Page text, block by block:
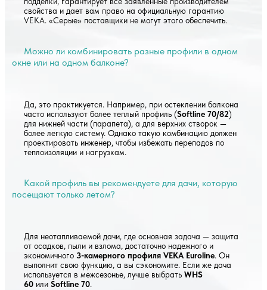
свойства и дает вам право на официальную гарантию
VEKA. «Серые» поставщики не могут этого обеспечить.
Можно ли комбинировать разные профили в одном
окне или на одном балконе?
Да, это практикуется. Например, при остеклении балкона
часто используют более теплый профиль (Softline 70/82)
для нижней части (парапета), а для верхних створок —
более легкую систему. Однако такую комбинацию должен
проектировать инженер, чтобы избежать перепадов по
теплоизоляции и нагрузкам.
Какой профиль вы рекомендуете для дачи, которую
посещают только летом?
Для неотапливаемой дачи, где основная задача — защита
от осадков, пыли и взлома, достаточно надежного и
экономичного 3-камерного профиля VEKA Euroline. Он
выполнит свою функцию, а вы сэкономите. Если же дача
используется в межсезонье, лучше выбрать WHS
60 или Softline 70.